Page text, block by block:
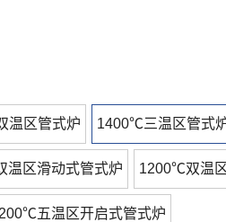
温区管式炉 1400℃三温区管式
温区滑动式管式炉 1200℃双温
五温区开启式管式炉